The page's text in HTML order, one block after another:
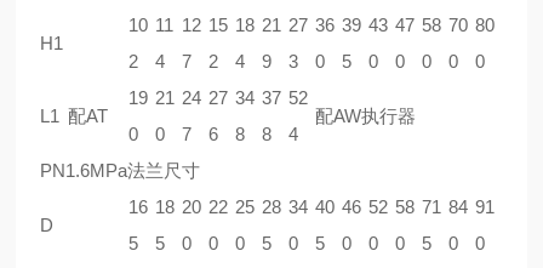
H1
10
2
11
4
12
7
15
2
18
4
21
9
27
3
36
0
39
5
43
0
47
0
58
0
70
0
80
0
L1 配AT
19
0
21
0
24
7
27
6
34
8
37
8
52
4
配AW执行器
PN1.6MPa法兰尺寸
D
16
5
18
5
20
0
22
0
25
0
28
5
34
0
40
5
46
0
52
0
58
0
71
5
84
0
91
0